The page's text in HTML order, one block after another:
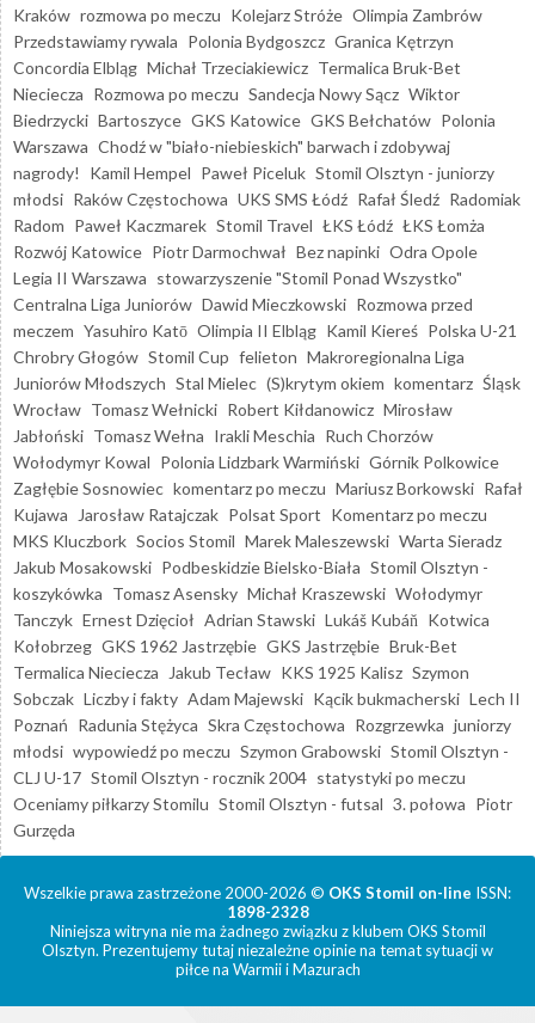
Kraków rozmowa po meczu Kolejarz Stróże Olimpia Zambrów
Przedstawiamy rywala Polonia Bydgoszcz Granica Kętrzyn
Concordia Elbląg Michał Trzeciakiewicz Termalica Bruk-Bet
Nieciecza Rozmowa po meczu Sandecja Nowy Sącz Wiktor
Biedrzycki Bartoszyce GKS Katowice GKS Bełchatów Polonia
Warszawa Chodź w "biało-niebieskich" barwach i zdobywaj
nagrody!
Kamil Hempel Paweł Piceluk Stomil Olsztyn - juniorzy
młodsi Raków Częstochowa UKS SMS Łódź Rafał Śledź Radomiak
Radom Paweł Kaczmarek Stomil Travel ŁKS Łódź ŁKS Łomża
Rozwój Katowice Piotr Darmochwał Bez napinki Odra Opole
Legia II Warszawa stowarzyszenie "Stomil Ponad Wszystko"
Centralna Liga Juniorów Dawid Mieczkowski Rozmowa przed
meczem Yasuhiro Katō Olimpia II Elbląg Kamil Kiereś Polska U-21
Chrobry Głogów Stomil Cup felieton Makroregionalna Liga
Juniorów Młodszych Stal Mielec (S)krytym okiem komentarz Śląsk
Wrocław Tomasz Wełnicki Robert Kiłdanowicz Mirosław
Jabłoński Tomasz Wełna Irakli Meschia Ruch Chorzów
Wołodymyr Kowal Polonia Lidzbark Warmiński Górnik Polkowice
Zagłębie Sosnowiec komentarz po meczu Mariusz Borkowski Rafał
Kujawa
Jarosław Ratajczak Polsat Sport Komentarz po meczu
MKS Kluczbork Socios Stomil Marek Maleszewski Warta Sieradz
Jakub Mosakowski Podbeskidzie Bielsko-Biała Stomil Olsztyn -
koszykówka Tomasz Asensky Michał Kraszewski Wołodymyr
Tanczyk Ernest Dzięcioł Adrian Stawski Lukáš Kubáň Kotwica
Kołobrzeg GKS 1962 Jastrzębie GKS Jastrzębie Bruk-Bet
Termalica Nieciecza
Jakub Tecław KKS 1925 Kalisz Szymon
Sobczak Liczby i fakty Adam Majewski Kącik bukmacherski Lech II
Poznań Radunia Stężyca Skra Częstochowa Rozgrzewka juniorzy
młodsi wypowiedź po meczu Szymon Grabowski Stomil Olsztyn -
CLJ U-17 Stomil Olsztyn - rocznik 2004 statystyki po meczu
Oceniamy piłkarzy Stomilu Stomil Olsztyn - futsal 3. połowa Piotr
Gurzęda
Wszelkie prawa zastrzeżone 2000-2026 © OKS Stomil on-line ISSN:
1898-2328
Niniejsza witryna nie ma żadnego związku z klubem OKS Stomil
Olsztyn. Prezentujemy tutaj niezależne opinie na temat sytuacji w
piłce na Warmii i Mazurach